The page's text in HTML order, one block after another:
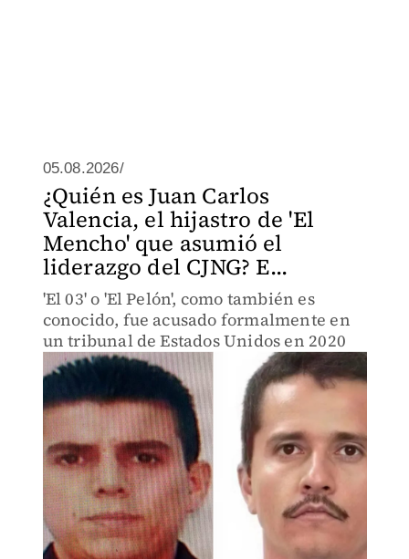
05.08.2026/
¿Quién es Juan Carlos
Valencia, el hijastro de 'El
Mencho' que asumió el
liderazgo del CJNG? E...
'El 03' o 'El Pelón', como también es
conocido, fue acusado formalmente en
un tribunal de Estados Unidos en 2020